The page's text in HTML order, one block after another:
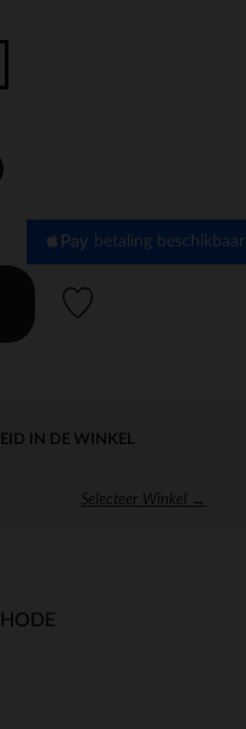
betaling beschikbaar
IN DE WINKEL
Selecteer Winkel →